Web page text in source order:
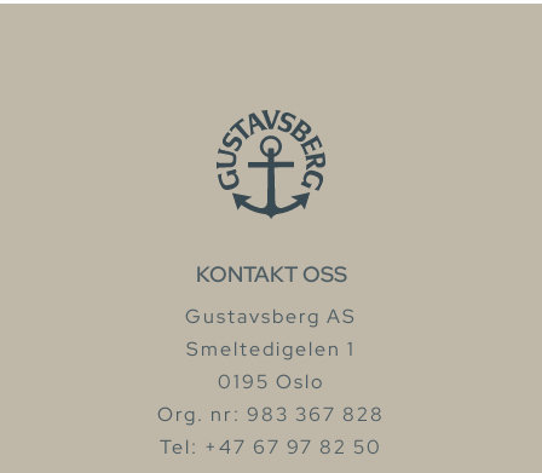
KONTAKT OSS
Gustavsberg AS
Smeltedigelen 1
0195 Oslo
Org. nr: 983 367 828
Tel: +47 67 97 82 50